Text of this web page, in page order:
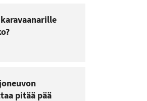
pitää pää